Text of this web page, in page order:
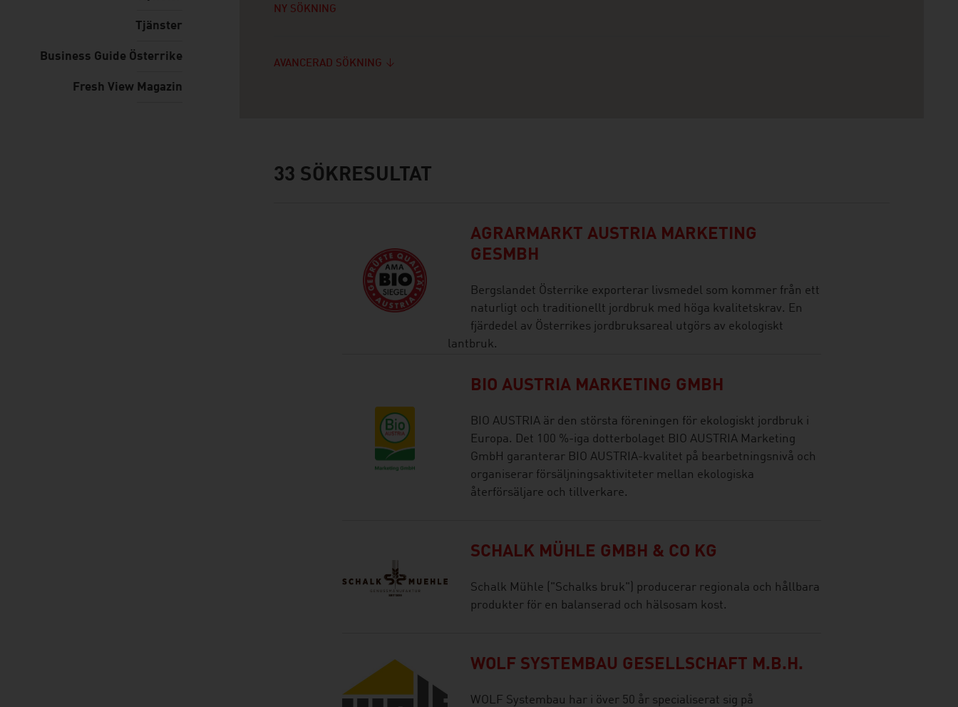
Tjänster
Business Guide Österrike
Fresh View Magazin
NY SÖKNING
AVANCERAD SÖKNING
33 SÖKRESULTAT
AGRARMARKT AUSTRIA MARKETING
GESMBH
Bergslandet Österrike exporterar livsmedel som kommer från ett
naturligt och traditionellt jordbruk med höga kvalitetskrav. En
fjärdedel av Österrikes jordbruksareal utgörs av ekologiskt
lantbruk.
BIO AUSTRIA MARKETING GMBH
BIO AUSTRIA är den största föreningen för ekologiskt jordbruk i
Europa. Det 100 %-iga dotterbolaget BIO AUSTRIA Marketing
GmbH garanterar BIO AUSTRIA-kvalitet på bearbetningsnivå och
organiserar försäljningsaktiviteter mellan ekologiska
återförsäljare och tillverkare.
SCHALK MÜHLE GMBH & CO KG
Schalk Mühle ("Schalks bruk") producerar regionala och hållbara
produkter för en balanserad och hälsosam kost.
WOLF SYSTEMBAU GESELLSCHAFT M.B.H.
WOLF Systembau har i över 50 år specialiserat sig på